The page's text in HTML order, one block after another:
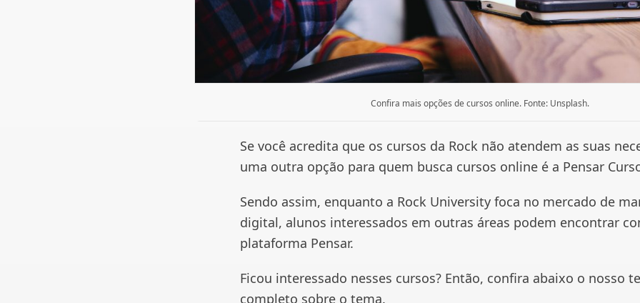
Confira mais opções de cursos online. Fonte: Unsplash.
Se você acredita que os cursos da Rock não atendem as suas
uma outra opção para quem busca cursos online é a Pensar
Sendo assim, enquanto a Rock University foca no mercado de
digital, alunos interessados em outras áreas podem encontrar
plataforma Pensar.
Ficou interessado nesses cursos? Então, confira abaixo o nosso
completo sobre o tema.